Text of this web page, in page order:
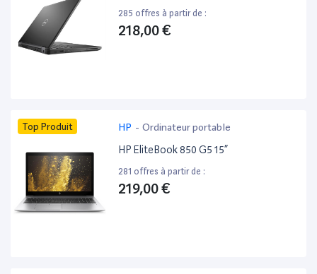
285 offres à partir de :
218,00 €
Top Produit HP - Ordinateur portable
HP EliteBook 850 G5 15”
281 offres à partir de :
219,00 €